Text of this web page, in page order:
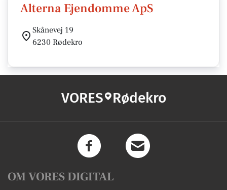
Alterna Ejendomme ApS
Skånevej 19
6230 Rødekro
VORES Rødekro
OM VORES DIGITAL